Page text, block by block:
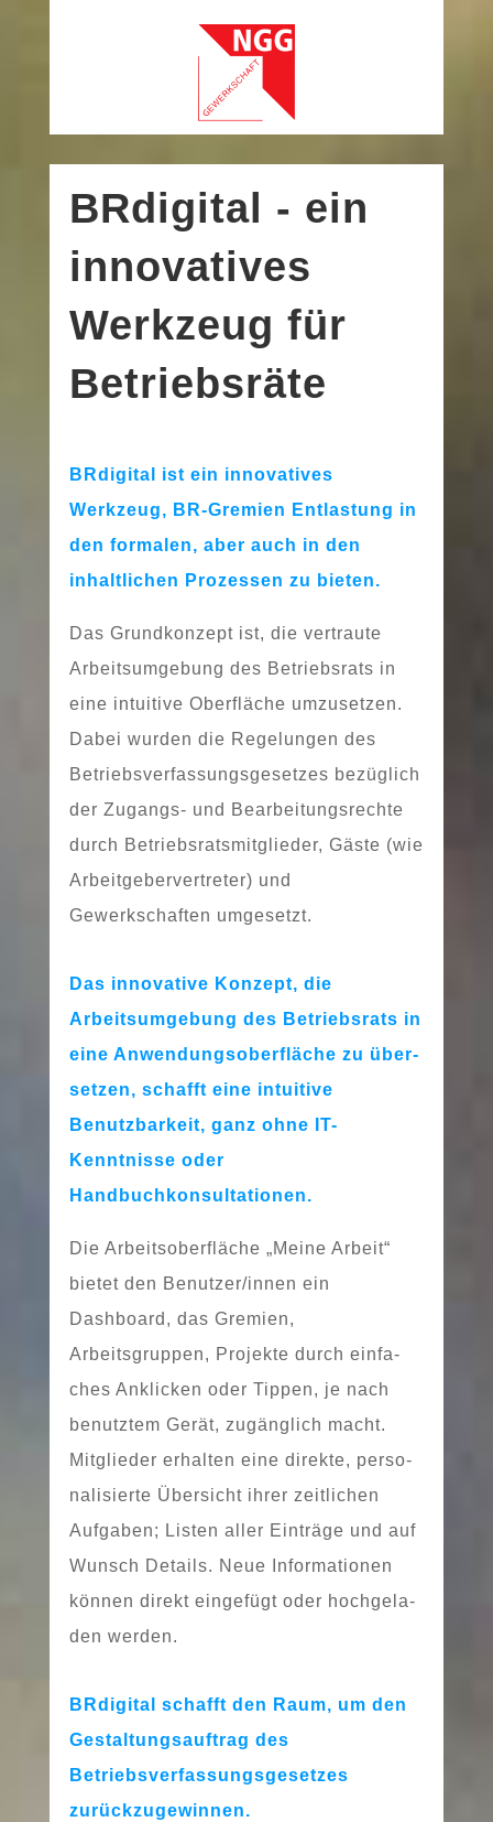
BRdigital - ein
innovatives
Werkzeug für
Betriebsräte
BRdigital ist ein inno­va­ti­ves
Werkzeug, BR-Gremien Entlastung in
den for­ma­len, aber auch in den
inhalt­li­chen Prozessen zu bie­ten.
Das Grundkonzept ist, die ver­trau­te
Arbeitsumgebung des Betriebsrats in
eine intui­ti­ve Oberfläche umzu­set­zen.
Dabei wur­den die Regelungen des
Betriebsverfassungsgesetzes bezüg­lich
der Zugangs- und Bearbeitungsrechte
durch Betriebsratsmitglieder, Gäste (wie
Arbeitgebervertreter) und
Gewerkschaften umgesetzt.
Das inno­va­ti­ve Konzept, die
Arbeitsumgebung des Betriebsrats in
eine Anwendungsoberfläche zu über­
set­zen, schafft eine intui­ti­ve
Benutzbarkeit, ganz ohne IT-
Kenntnisse oder
Handbuchkonsultationen.
Die Arbeitsoberfläche „Meine Arbeit“
bie­tet den Benutzer/innen ein
Dashboard, das Gremien,
Arbeitsgruppen, Projekte durch ein­fa­
ches Anklicken oder Tippen, je nach
benutz­tem Gerät, zugäng­lich macht.
Mitglieder erhal­ten eine direk­te, per­so­
na­li­sier­te Übersicht ihrer zeit­li­chen
Aufgaben; Listen aller Einträge und auf
Wunsch Details. Neue Informationen
kön­nen direkt ein­ge­fügt oder hoch­ge­la­
den werden.
BRdigital schafft den Raum, um den
Gestaltungsauftrag des
Betriebsverfassungsgesetzes
zurückzugewinnen.